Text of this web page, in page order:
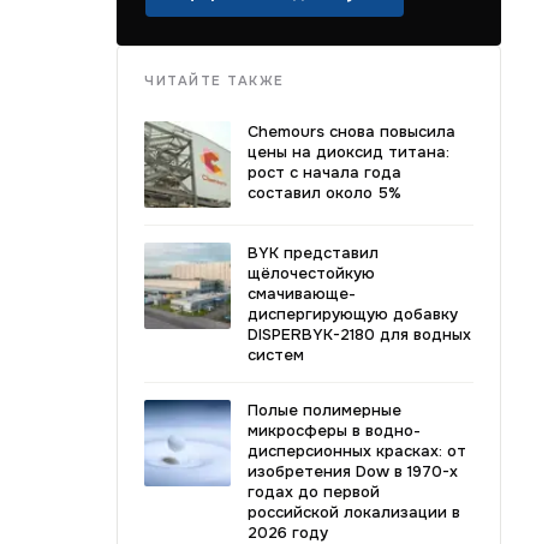
ЧИТАЙТЕ ТАКЖЕ
Chemours снова повысила
цены на диоксид титана:
рост с начала года
составил около 5%
BYK представил
щёлочестойкую
смачивающе-
диспергирующую добавку
DISPERBYK-2180 для водных
систем
Полые полимерные
микросферы в водно-
дисперсионных красках: от
изобретения Dow в 1970-х
годах до первой
российской локализации в
2026 году